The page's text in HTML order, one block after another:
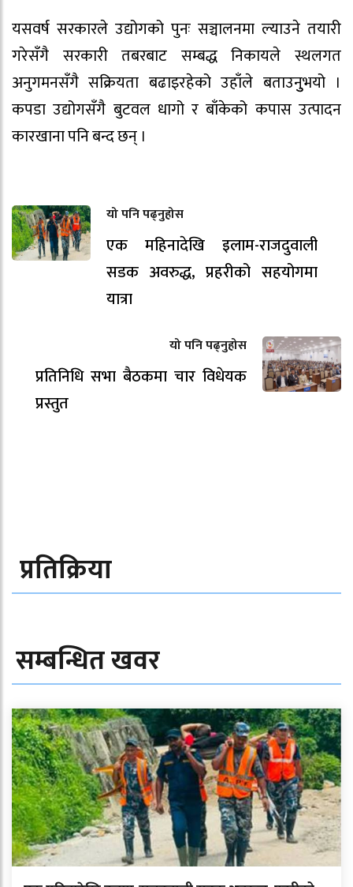
यसवर्ष सरकारले उद्योगको पुनः सञ्चालनमा ल्याउने तयारी
गरेसँगै सरकारी तबरबाट सम्बद्ध निकायले स्थलगत
अनुगमनसँगै सक्रियता बढाइरहेको उहाँले बताउनुुभयो ।
कपडा उद्योगसँगै बुटवल धागो र बाँकेको कपास उत्पादन
कारखाना पनि बन्द छन् ।
यो पनि पढ्नुहोस
एक महिनादेखि इलाम-राजदुवाली
सडक अवरुद्ध, प्रहरीको सहयोगमा
यात्रा
यो पनि पढ्नुहोस
प्रतिनिधि सभा बैठकमा चार विधेयक
प्रस्तुत
प्रतिक्रिया
सम्बन्धित खवर